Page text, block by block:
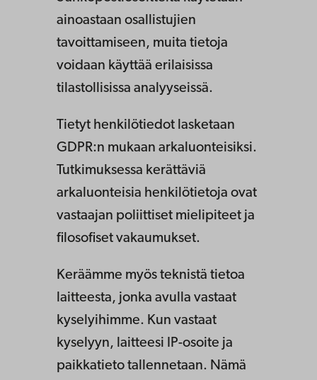
ainoastaan osallistujien
tavoittamiseen, muita tietoja
voidaan käyttää erilaisissa
tilastollisissa analyyseissä.
Tietyt henkilötiedot lasketaan
GDPR:n mukaan arkaluonteisiksi.
Tutkimuksessa kerättäviä
arkaluonteisia henkilötietoja ovat
vastaajan poliittiset mielipiteet ja
filosofiset vakaumukset.
Keräämme myös teknistä tietoa
laitteesta, jonka avulla vastaat
kyselyihimme. Kun vastaat
kyselyyn, laitteesi IP-osoite ja
paikkatieto tallennetaan. Nämä